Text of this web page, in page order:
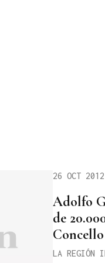
26 OCT 2012
Adolfo
de
LA REGIÓN